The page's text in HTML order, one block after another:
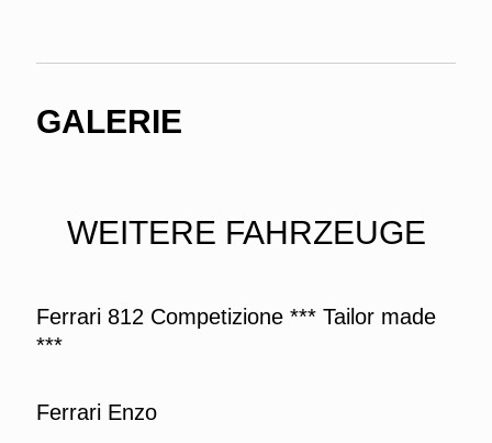
GALERIE
WEITERE FAHRZEUGE
Ferrari 812 Competizione *** Tailor made
***
Ferrari Enzo